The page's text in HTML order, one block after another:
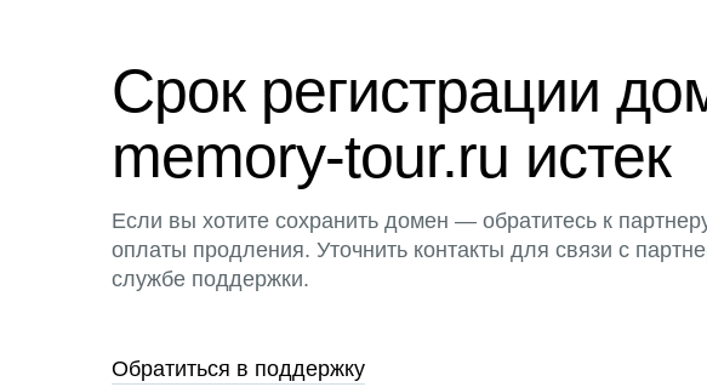
Срок регистрации
memory-tour.ru истек
Если вы хотите сохранить домен — обратитесь к
оплаты продления. Уточнить контакты для связи с
службе поддержки.
Обратиться в поддержку